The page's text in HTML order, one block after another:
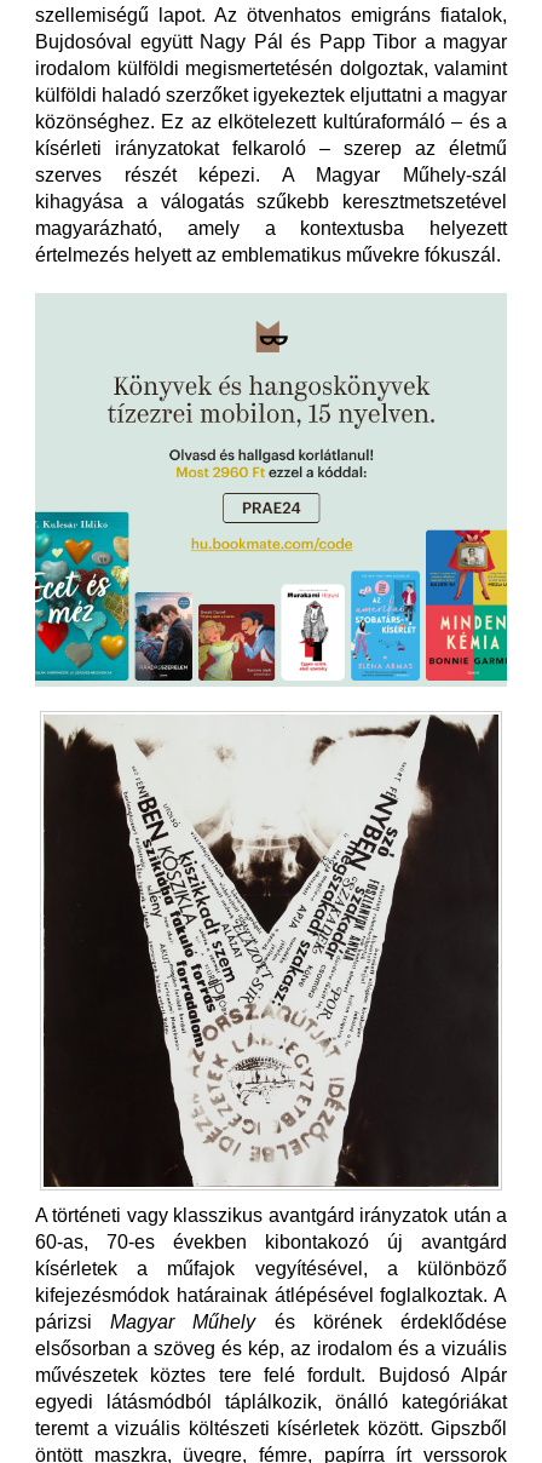
szellemiségű lapot. Az ötvenhatos emigráns fiatalok,
Bujdosóval együtt Nagy Pál és Papp Tibor a magyar
irodalom külföldi megismertetésén dolgoztak, valamint
külföldi haladó szerzőket igyekeztek eljuttatni a magyar
közönséghez. Ez az elkötelezett kultúraformáló – és a
kísérleti irányzatokat felkaroló – szerep az életmű
szerves részét képezi. A Magyar Műhely-szál
kihagyása a válogatás szűkebb keresztmetszetével
magyarázható, amely a kontextusba helyezett
értelmezés helyett az emblematikus művekre fókuszál.
A történeti vagy klasszikus avantgárd irányzatok után a
60-as, 70-es években kibontakozó új avantgárd
kísérletek a műfajok vegyítésével, a különböző
kifejezésmódok határainak átlépésével foglalkoztak. A
párizsiMagyar Műhelyés körének érdeklődése
elsősorban a szöveg és kép, az irodalom és a vizuális
művészetek köztes tere felé fordult. Bujdosó Alpár
egyedi látásmódból táplálkozik, önálló kategóriákat
teremt a vizuális költészeti kísérletek között. Gipszből
öntött maszkra, üvegre, fémre, papírra írt verssorok